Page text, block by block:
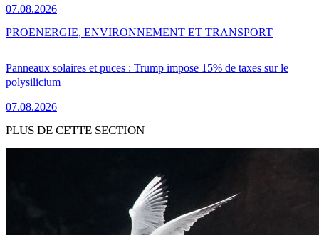
07.08.2026
Panneaux solaires et puces : Trump impose 15% de taxes sur le
polysilicium
07.08.2026
PROENERGIE, ENVIRONNEMENT ET TRANSPORT
PLUS DE CETTE SECTION